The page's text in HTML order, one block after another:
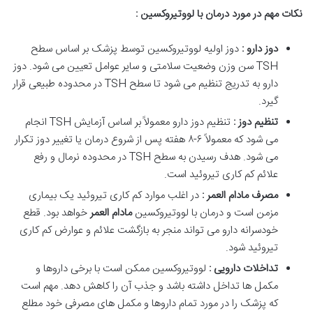
نکات مهم در مورد درمان با لووتیروکسین :
دوز دارو : دوز اولیه لووتیروکسین توسط پزشک بر اساس سطح
TSH سن وزن وضعیت سلامتی و سایر عوامل تعیین می شود. دوز
دارو به تدریج تنظیم می شود تا سطح TSH در محدوده طبیعی قرار
گیرد.
تنظیم دوز :
تنظیم دوز دارو معمولاً بر اساس آزمایش TSH انجام
می شود که معمولاً ۶-۸ هفته پس از شروع درمان یا تغییر دوز تکرار
می شود. هدف رسیدن به سطح TSH در محدوده نرمال و رفع
علائم کم کاری تیروئید است.
مصرف مادام العمر : در اغلب موارد کم کاری تیروئید یک بیماری
مزمن است و درمان با لووتیروکسینمادام العمرخواهد بود. قطع
خودسرانه دارو می تواند منجر به بازگشت علائم و عوارض کم کاری
تیروئید شود.
تداخلات دارویی : لووتیروکسین ممکن است با برخی داروها و
مکمل ها تداخل داشته باشد و جذب آن را کاهش دهد. مهم است
که پزشک را در مورد تمام داروها و مکمل های مصرفی خود مطلع